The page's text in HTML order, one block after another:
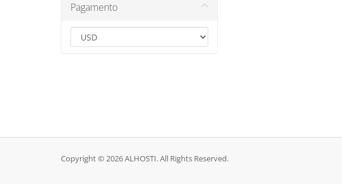
Pagamento
Copyright © 2026 ALHOSTI. All Rights Reserved.